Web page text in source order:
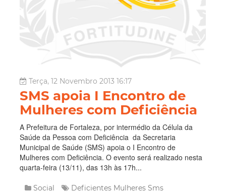
Terça, 12 Novembro 2013 16:17
SMS apoia I Encontro de
Mulheres com Deficiência
A Prefeitura de Fortaleza, por intermédio da Célula da
Saúde da Pessoa com Deficiência da Secretaria
Municipal de Saúde (SMS) apoia o I Encontro de
Mulheres com Deficiência. O evento será realizado nesta
quarta-feira (13/11), das 13h às 17h...
Social Deficientes Mulheres Sms